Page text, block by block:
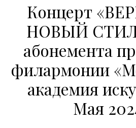
Концерт
НОВЫЙ
абонемента
филармонии
академия
Мая